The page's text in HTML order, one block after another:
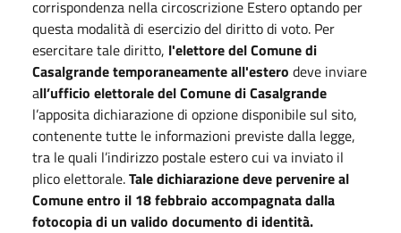
corrispondenza nella circoscrizione Estero optando per
questa modalità di esercizio del diritto di voto. Per
esercitare tale diritto, l'elettore del Comune di
Casalgrande temporaneamente all'estero deve inviare
all’ufficio elettorale del Comune di Casalgrande
l’apposita dichiarazione di opzione disponibile sul sito,
contenente tutte le informazioni previste dalla legge,
tra le quali l’indirizzo postale estero cui va inviato il
plico elettorale.Tale dichiarazione deve pervenire al
Comune entro il 18 febbraio accompagnata dalla
fotocopia di un valido documento di identità.